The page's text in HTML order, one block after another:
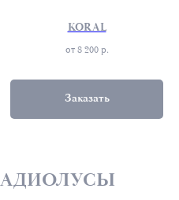
KORAL
от 8 200 р.
Заказать